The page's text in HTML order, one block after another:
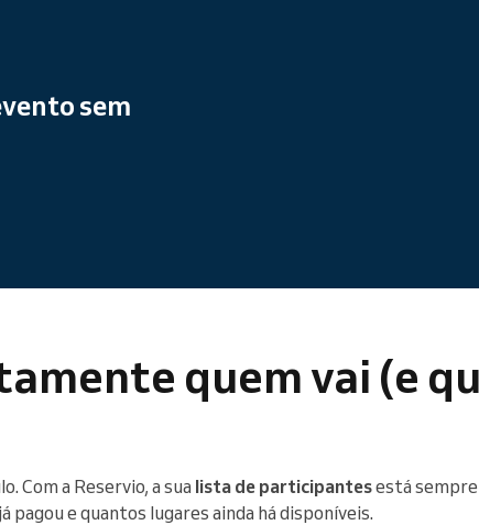
sem
quem vai (e
Com a Reservio, a sua lista de participantesestá
pagou e quantos lugares ainda há disponíveis.